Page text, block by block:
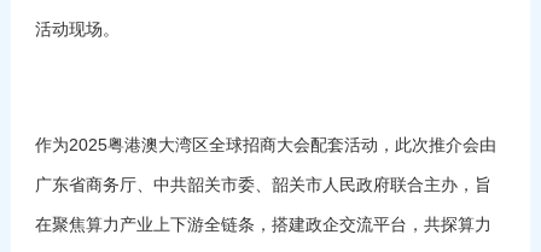
活动现场。
作为2025粤港澳大湾区全球招商大会配套活动，此次推介会由
广东省商务厅、中共韶关市委、韶关市人民政府联合主办，旨
在聚焦算力产业上下游全链条，搭建政企交流平台，共探算力